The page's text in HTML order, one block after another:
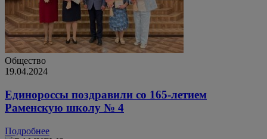
Общество
19.04.2024
Единороссы поздравили со 165-летием
Раменскую школу № 4
Подробнее